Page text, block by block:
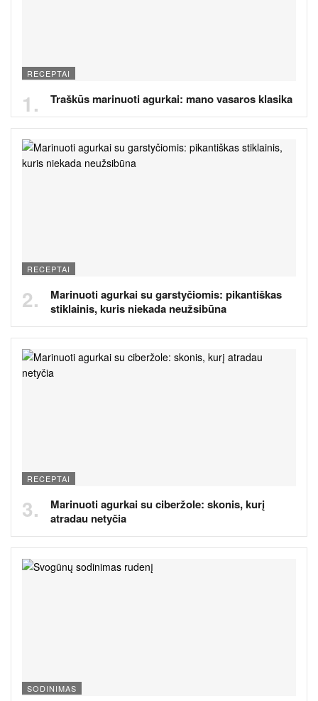
RECEPTAI
Traškūs marinuoti agurkai: mano vasaros klasika
RECEPTAI
Marinuoti agurkai su garstyčiomis: pikantiškas
stiklainis, kuris niekada neužsibūna
RECEPTAI
Marinuoti agurkai su ciberžole: skonis, kurį
atradau netyčia
SODINIMAS